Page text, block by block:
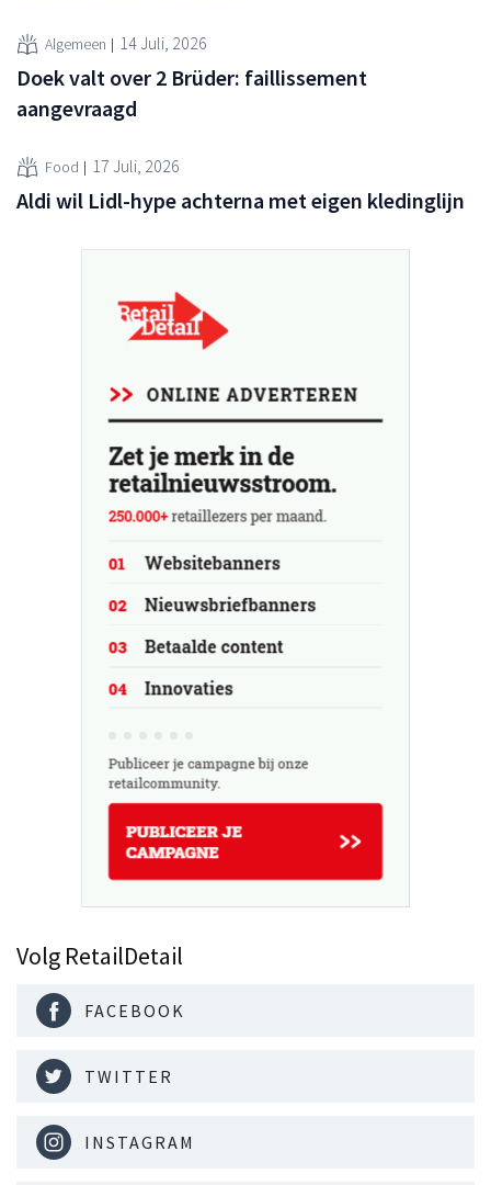
Algemeen 14 Juli, 2026
Doek valt over 2 Brüder: faillissement
aangevraagd
Food 17 Juli, 2026
Aldi wil Lidl-hype achterna met eigen kledinglijn
Volg RetailDetail
FACEBOOK
TWITTER
INSTAGRAM